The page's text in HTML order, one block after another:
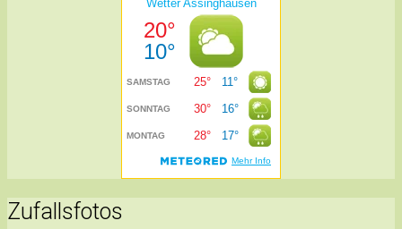
Zufallsfotos